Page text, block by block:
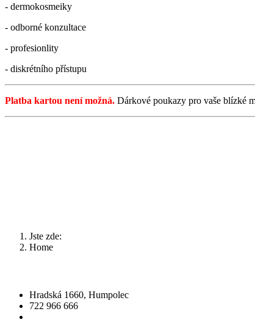
- dermokosmeiky
- odborné konzultace
- profesionlity
- diskrétního přístupu
Platba kartou není možná. Dárkové poukazy pro vaše blízké
Jste zde:
Home
Hradská 1660, Humpolec
722 966 666